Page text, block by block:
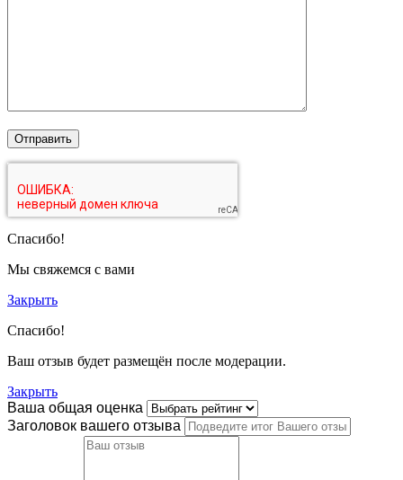
Спасибо!
Мы свяжемся с вами
Закрыть
Спасибо!
Ваш отзыв будет размещён после модерации.
Закрыть
Ваша общая оценка
Заголовок вашего отзыва